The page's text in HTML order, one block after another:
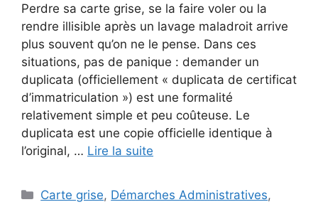
Perdre sa carte grise, se la faire voler ou la
rendre illisible après un lavage maladroit arrive
plus souvent qu’on ne le pense. Dans ces
situations, pas de panique : demander un
duplicata (officiellement « duplicata de certificat
d’immatriculation ») est une formalité
relativement simple et peu coûteuse. Le
duplicata est une copie officielle identique à
l’original, … Lire la suite
Catégories
Carte grise, Démarches Administratives,